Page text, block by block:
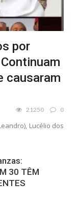
por
causaram
21250 0
Lucélio dos
30 TÊM